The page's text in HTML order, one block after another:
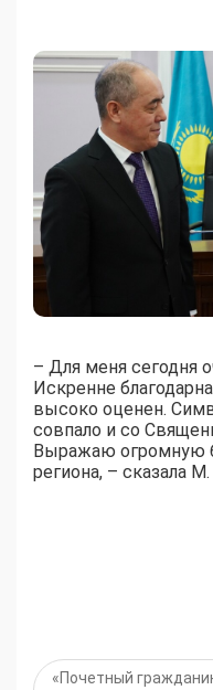
– Для меня сегодня
Искренне
высоко оценен.
совпало и со
Выражаю огромную
региона, – сказала
«Почетный